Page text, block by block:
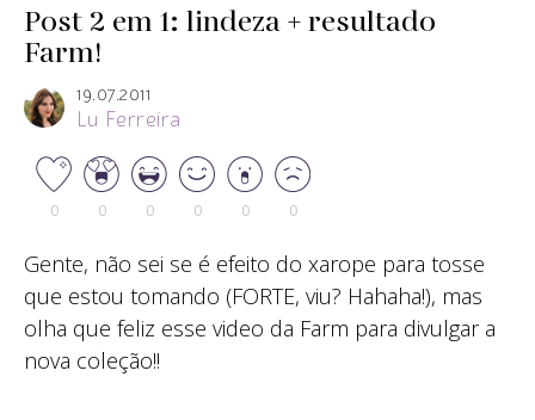
Post 2 em 1: lindeza + resultado
Farm!
19.07.2011
Lu Ferreira
0 0 0 0 0 0
Gente, não sei se é efeito do xarope para tosse
que estou tomando (FORTE, viu? Hahaha!), mas
olha que feliz esse video da Farm para divulgar a
nova coleção!!